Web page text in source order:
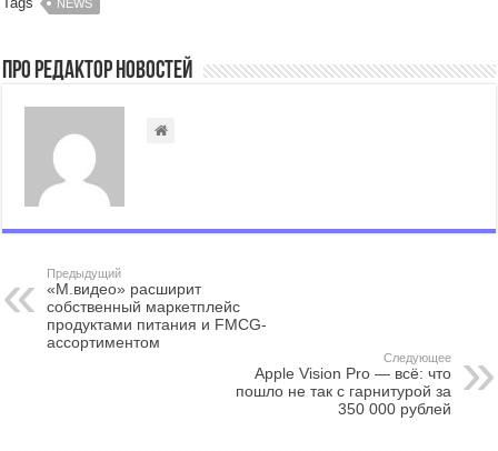
NEWS
Про Редактор Новостей
Предыдущий
«М.видео» расширит
собственный маркетплейс
продуктами питания и FMCG-
ассортиментом
Следующее
Apple Vision Pro — всё: что
пошло не так с гарнитурой за
350 000 рублей